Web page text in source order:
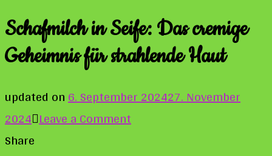
Schafmilch in Seife: Das cremige
Geheimnis für strahlende Haut
updated on6. September 202427. November
2024 Leave a Commenton
Share